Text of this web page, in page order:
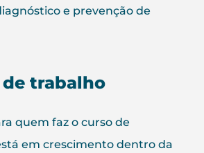
e prevenção de
trabalho
quem faz o curso de
em crescimento dentro da